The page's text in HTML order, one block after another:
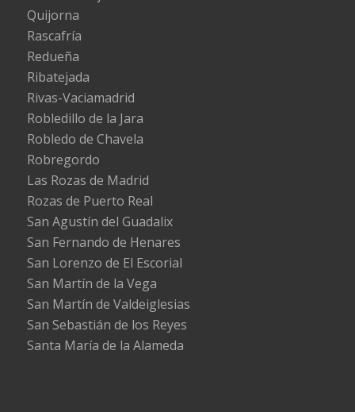
Quijorna
Rascafría
Redueña
Ribatejada
Rivas-Vaciamadrid
Robledillo de la Jara
Robledo de Chavela
Robregordo
Las Rozas de Madrid
Rozas de Puerto Real
San Agustín del Guadalix
San Fernando de Henares
San Lorenzo de El Escorial
San Martín de la Vega
San Martín de Valdeiglesias
San Sebastián de los Reyes
Santa María de la Alameda